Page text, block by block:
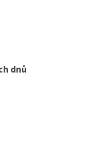
dnů